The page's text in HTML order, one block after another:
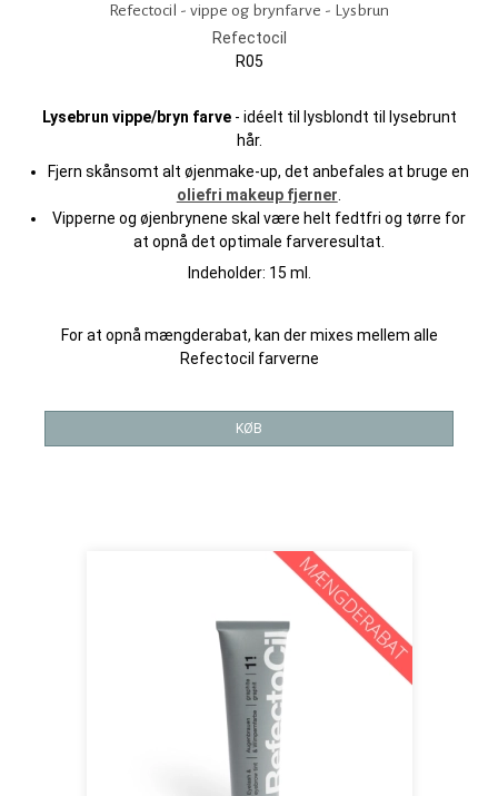
Refectocil - vippe og brynfarve - Lysbrun
Refectocil
R05
Lysebrun vippe/bryn farve- idéelt til lysblondt til lysebrunt
hår.
Fjern skånsomt alt øjenmake-up, det anbefales at bruge en
oliefri makeup fjerner
Vipperne og øjenbrynene skal være helt fedtfri og tørre for
at opnå det optimale farveresultat.
Indeholder: 15 ml.
For at opnå mængderabat, kan der mixes mellem alle
Refectocil farverne
KØB